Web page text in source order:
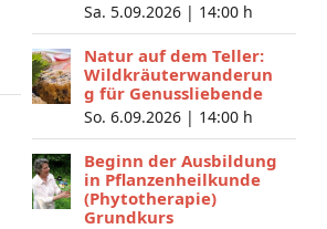
Sa. 5.09.2026 | 14:00 h
Natur auf dem Teller:
Wildkräuterwanderun
g für Genussliebende
So. 6.09.2026 | 14:00 h
Beginn der Ausbildung
in Pflanzenheilkunde
(Phytotherapie)
Grundkurs